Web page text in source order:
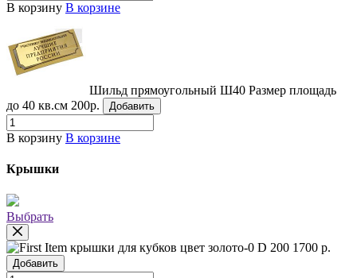
В корзину В корзине
Шильд прямоугольный Ш40 Размер площадь
до 40 кв.см 200р. Добавить
В корзину В корзине
Крышки
Выбрать
крышки для кубков цвет золото-0 D 200 1700 р.
Добавить